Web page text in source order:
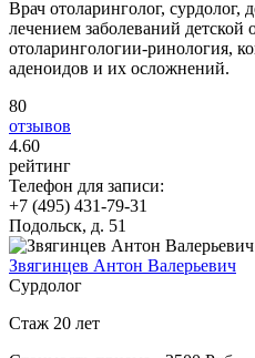
Врач отоларинголог, сурдолог,
лечением заболеваний детской
отоларингологии-ринология,
аденоидов и их осложнений.
80
отзывов
4.60
рейтинг
Телефон для записи:
+7 (495) 431-79-31
Подольск, д. 51
Звягинцев Антон Валерьевич
Сурдолог
Стаж 20 лет